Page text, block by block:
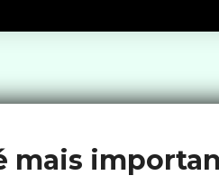
mais